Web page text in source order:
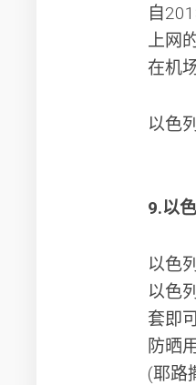
自
上网
在机
以色
9.以
以色
以色
套即可
防晒
(耶路